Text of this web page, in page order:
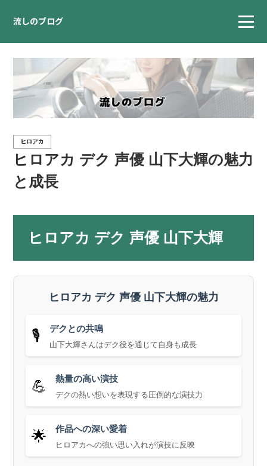
流しのブログ
ヒロアカ デク 声優 山下大輝の魅力
と成長
ヒロアカ
ヒロアカ デク 声優 山下大輝
ヒロアカ デク 声優 山下大輝の魅力
🎙️ デクとの共鳴
山下大輝さんはデク役を通じて自身も成長
💪 熱量の高い演技
デクの熱い想いを表現する圧倒的な演技力
🌟 作品への深い愛着
ヒロアカへの強い思い入れが演技に反映